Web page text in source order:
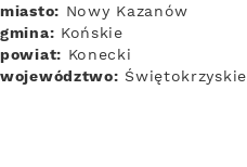
miasto: Nowy Kazanów
gmina: Końskie
powiat: Konecki
województwo: Świętokrzyskie